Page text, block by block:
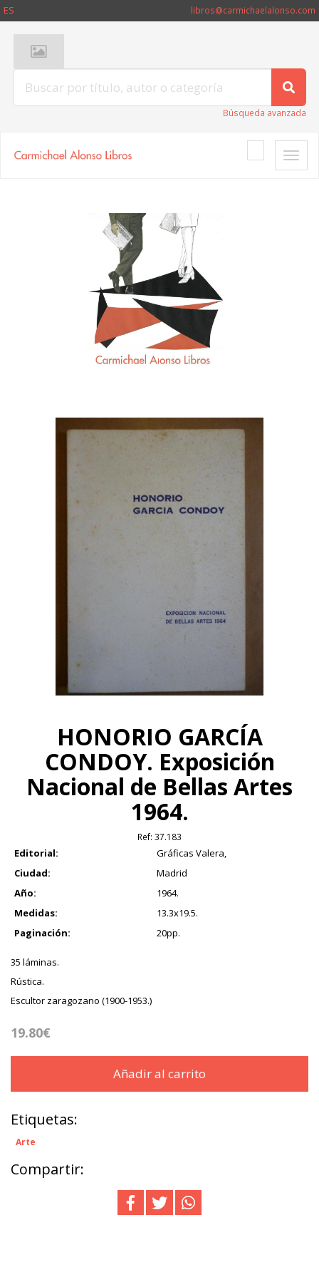
ES libros@carmichaelalonso.com
Búsqueda avanzada
Toggle
HONORIO GARCÍA
CONDOY. Exposición
Nacional de Bellas Artes
1964.
Ref: 37.183
Editorial:
Gráficas Valera,
Ciudad:
Madrid
Año:
1964.
Medidas:
13.3x19.5.
Paginación:
20pp.
35 láminas.
Rústica.
Escultor zaragozano (1900-1953.)
19.80€
Añadir al carrito
Etiquetas:
Arte
Compartir: